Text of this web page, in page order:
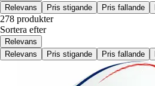
Relevans
Pris stigande Pris fallande
278 produkter
Sortera efter
Relevans
Relevans
Pris stigande Pris fallande